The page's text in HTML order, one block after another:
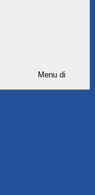
Menu di